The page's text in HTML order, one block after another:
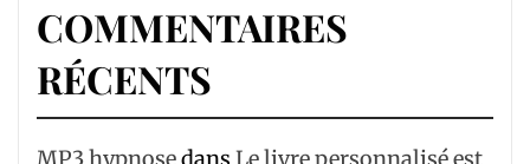
COMMENTAIRES
RÉCENTS